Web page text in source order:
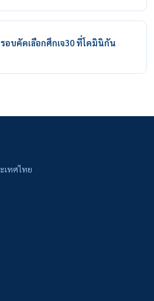
อบคัดเลือกศึกเจ30 ที่โดมินิกัน
เทศไทย